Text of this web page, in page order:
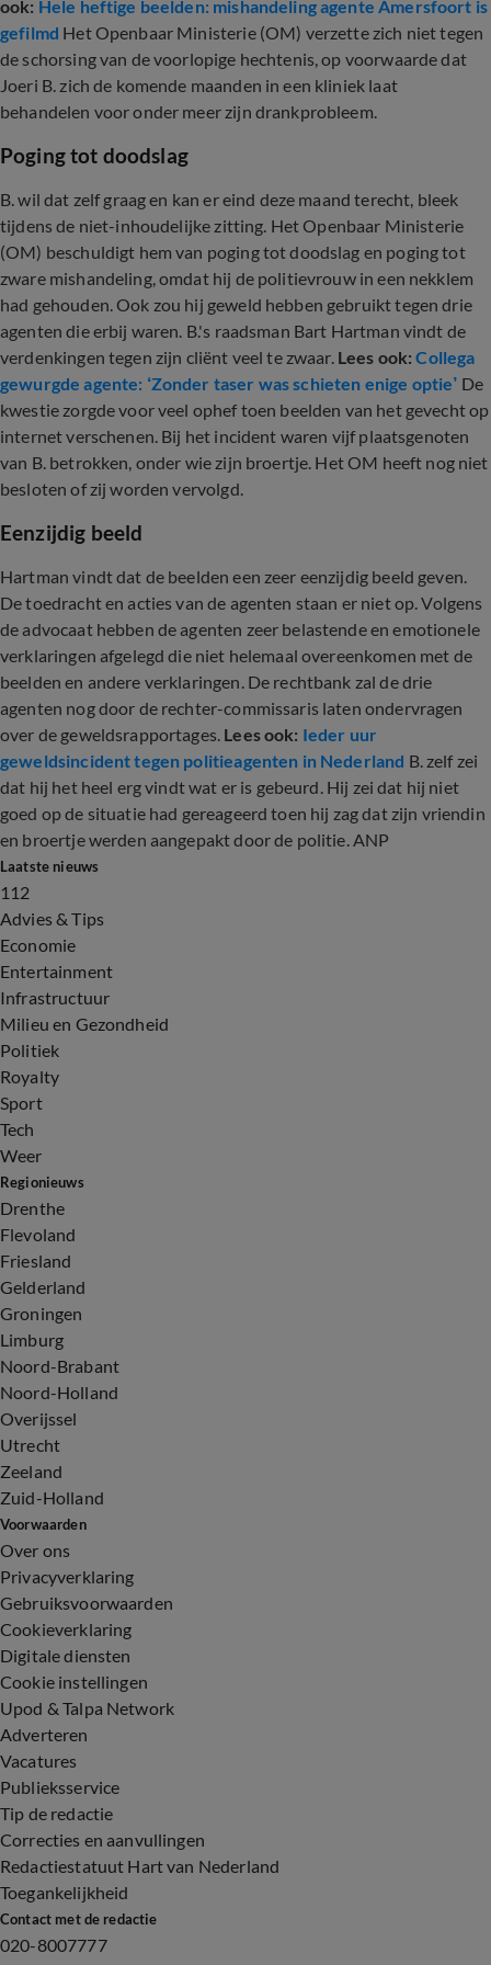
ook: Hele heftige beelden: mishandeling agente Amersfoort is
gefilmd Het Openbaar Ministerie (OM) verzette zich niet tegen
de schorsing van de voorlopige hechtenis, op voorwaarde dat
Joeri B. zich de komende maanden in een kliniek laat
behandelen voor onder meer zijn drankprobleem.
Poging tot doodslag
B. wil dat zelf graag en kan er eind deze maand terecht, bleek
tijdens de niet-inhoudelijke zitting. Het Openbaar Ministerie
(OM) beschuldigt hem van poging tot doodslag en poging tot
zware mishandeling, omdat hij de politievrouw in een nekklem
had gehouden. Ook zou hij geweld hebben gebruikt tegen drie
agenten die erbij waren. B.'s raadsman Bart Hartman vindt de
verdenkingen tegen zijn cliënt veel te zwaar. Lees ook:Collega
gewurgde agente: ‘Zonder taser was schieten enige optie’ De
kwestie zorgde voor veel ophef toen beelden van het gevecht op
internet verschenen. Bij het incident waren vijf plaatsgenoten
van B. betrokken, onder wie zijn broertje. Het OM heeft nog niet
besloten of zij worden vervolgd.
Eenzijdig beeld
Hartman vindt dat de beelden een zeer eenzijdig beeld geven.
De toedracht en acties van de agenten staan er niet op. Volgens
de advocaat hebben de agenten zeer belastende en emotionele
verklaringen afgelegd die niet helemaal overeenkomen met de
beelden en andere verklaringen. De rechtbank zal de drie
agenten nog door de rechter-commissaris laten ondervragen
over de geweldsrapportages. Lees ook: Ieder uur
geweldsincident tegen politieagenten in Nederland B. zelf zei
dat hij het heel erg vindt wat er is gebeurd. Hij zei dat hij niet
goed op de situatie had gereageerd toen hij zag dat zijn vriendin
en broertje werden aangepakt door de politie. ANP
Laatste nieuws
112
Advies & Tips
Economie
Entertainment
Infrastructuur
Milieu en Gezondheid
Politiek
Royalty
Sport
Tech
Weer
Regionieuws
Drenthe
Flevoland
Friesland
Gelderland
Groningen
Limburg
Noord-Brabant
Noord-Holland
Overijssel
Utrecht
Zeeland
Zuid-Holland
Voorwaarden
Over ons
Privacyverklaring
Gebruiksvoorwaarden
Cookieverklaring
Digitale diensten
Cookie instellingen
Upod & Talpa Network
Adverteren
Vacatures
Publieksservice
Tip de redactie
Correcties en aanvullingen
Redactiestatuut Hart van Nederland
Toegankelijkheid
Contact met de redactie
020-8007777